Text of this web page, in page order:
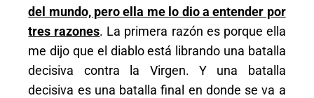
del mundo, pero ella me lo dio a entender por
tres razones. La primera razón es porque ella
me dijo que el diablo está librando una batalla
decisiva contra la Virgen. Y una batalla
decisiva es una batalla final en donde se va a